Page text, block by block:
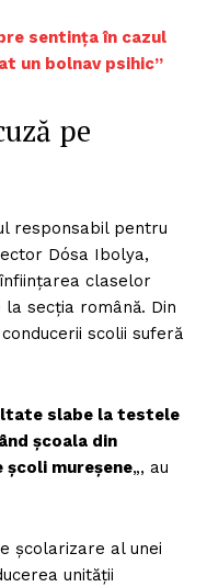
sentința în cazul
un bolnav psihic”
pe
responsabil pentru
Dósa Ibolya,
claselor
secția română. Din
scolii suferă
slabe la testele
școala din
școli mureșene„, au
şcolarizare al unei
unităţii